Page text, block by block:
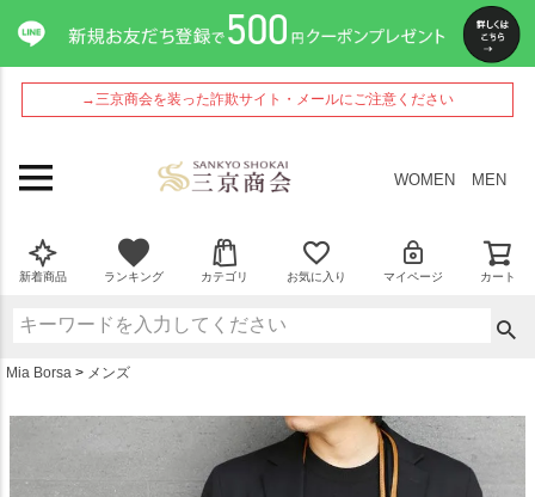
→三京商会を装った詐欺サイト・メールにご注意ください
WOMEN MEN
新着商品 ランキング カテゴリ お気に入り マイページ カート
Mia Borsa メンズ
ペー
ジト
ップ
へ